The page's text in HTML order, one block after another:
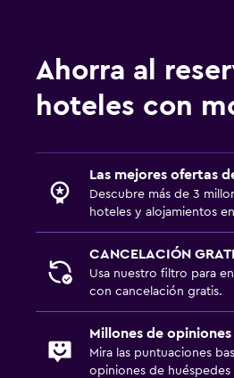
Servicio de habitaciones
Habitaciones para no fumadores
Mascotas permitidas bajo
Estacionamiento accesible
Almohada sin plumas
Plantas superiores accesibles por
General
Ahorra al
hoteles con
Las mejores ofertas
Descubre más de 3
hoteles y alojamientos
CANCELACIÓN
Usa nuestro filtro para
con cancelación gratis.
Millones de opiniones
Mira las puntuaciones
opiniones de huéspedes